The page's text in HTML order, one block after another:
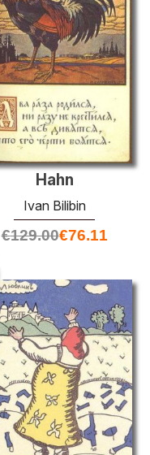
Hahn
Ivan Bilibin
€129.00€76.11